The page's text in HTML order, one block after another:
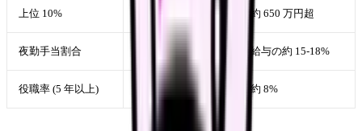
上位 10% 約 700 万円超 約 650 万円超
夜勤手当割合 給与の約 18-22% 給与の約 15-18%
役職率 (5 年以上) 約 12% 約 8%